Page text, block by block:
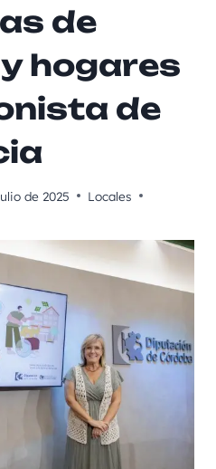
de
hogares
de
de 2025
Locales